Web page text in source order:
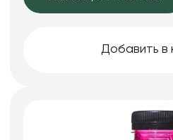
Добавить в